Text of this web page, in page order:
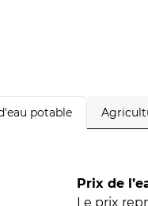
potable
Prix de
Le prix